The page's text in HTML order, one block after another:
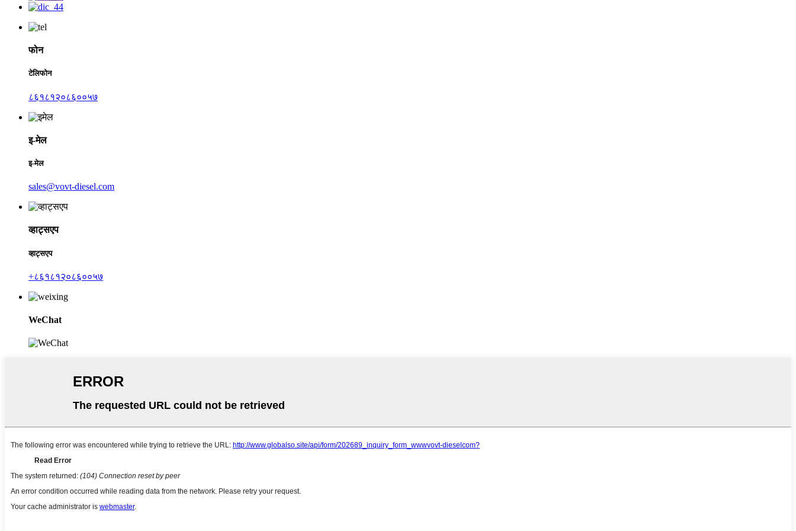
फोन
टेलिफोन
८६१८१२०८६००५७
इ-मेल
इ-मेल
sales@vovt-diesel.com
व्हाट्सएप
व्हाट्सएप
+८६१८१२०८६००५७
WeChat